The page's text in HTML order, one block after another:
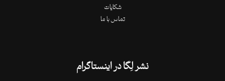
شکایات
تماس با ما
نشر لِگا در اینستاگرام